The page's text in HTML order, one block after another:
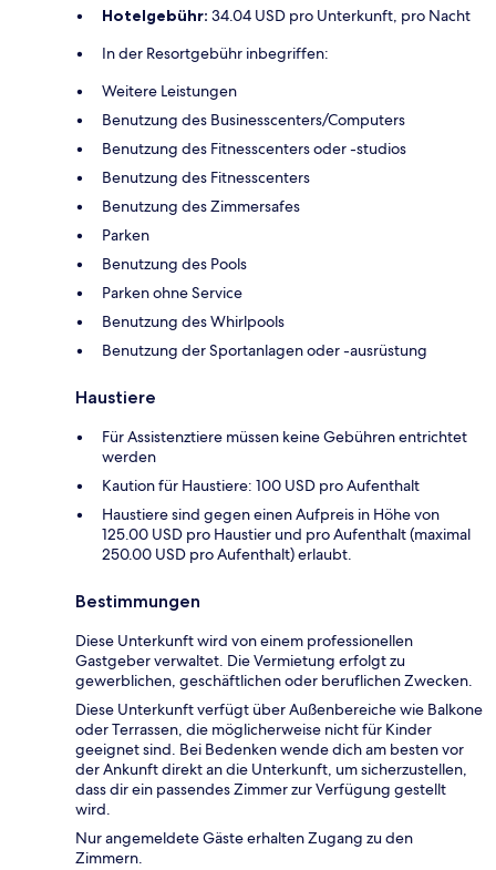
Hotelgebühr: 34.04 USD pro Unterkunft, pro Nacht
In der Resortgebühr inbegriffen:
Weitere Leistungen
Benutzung des Businesscenters/Computers
Benutzung des Fitnesscenters oder -studios
Benutzung des Fitnesscenters
Benutzung des Zimmersafes
Parken
Benutzung des Pools
Parken ohne Service
Benutzung des Whirlpools
Benutzung der Sportanlagen oder -ausrüstung
Haustiere
Für Assistenztiere müssen keine Gebühren entrichtet
werden
Kaution für Haustiere: 100 USD pro Aufenthalt
Haustiere sind gegen einen Aufpreis in Höhe von
125.00 USD pro Haustier und pro Aufenthalt (maximal
250.00 USD pro Aufenthalt) erlaubt.
Bestimmungen
Diese Unterkunft wird von einem professionellen
Gastgeber verwaltet. Die Vermietung erfolgt zu
gewerblichen, geschäftlichen oder beruflichen Zwecken.
Diese Unterkunft verfügt über Außenbereiche wie Balkone
oder Terrassen, die möglicherweise nicht für Kinder
geeignet sind. Bei Bedenken wende dich am besten vor
der Ankunft direkt an die Unterkunft, um sicherzustellen,
dass dir ein passendes Zimmer zur Verfügung gestellt
wird.
Nur angemeldete Gäste erhalten Zugang zu den
Zimmern.